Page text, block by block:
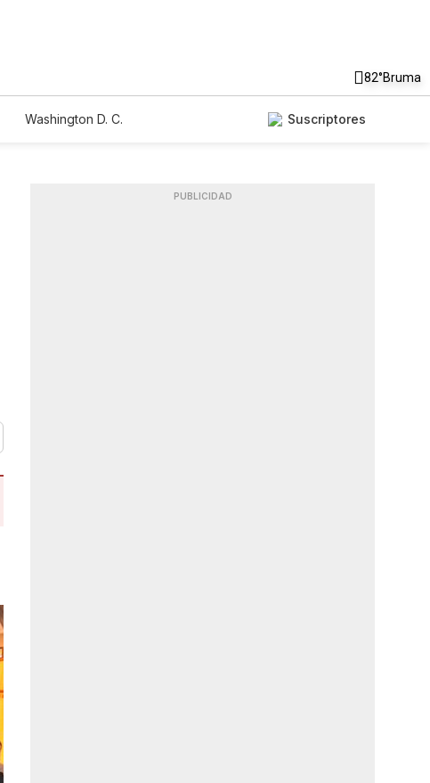
82°Bruma
Washington D. C.
Suscriptores
PUBLICIDAD